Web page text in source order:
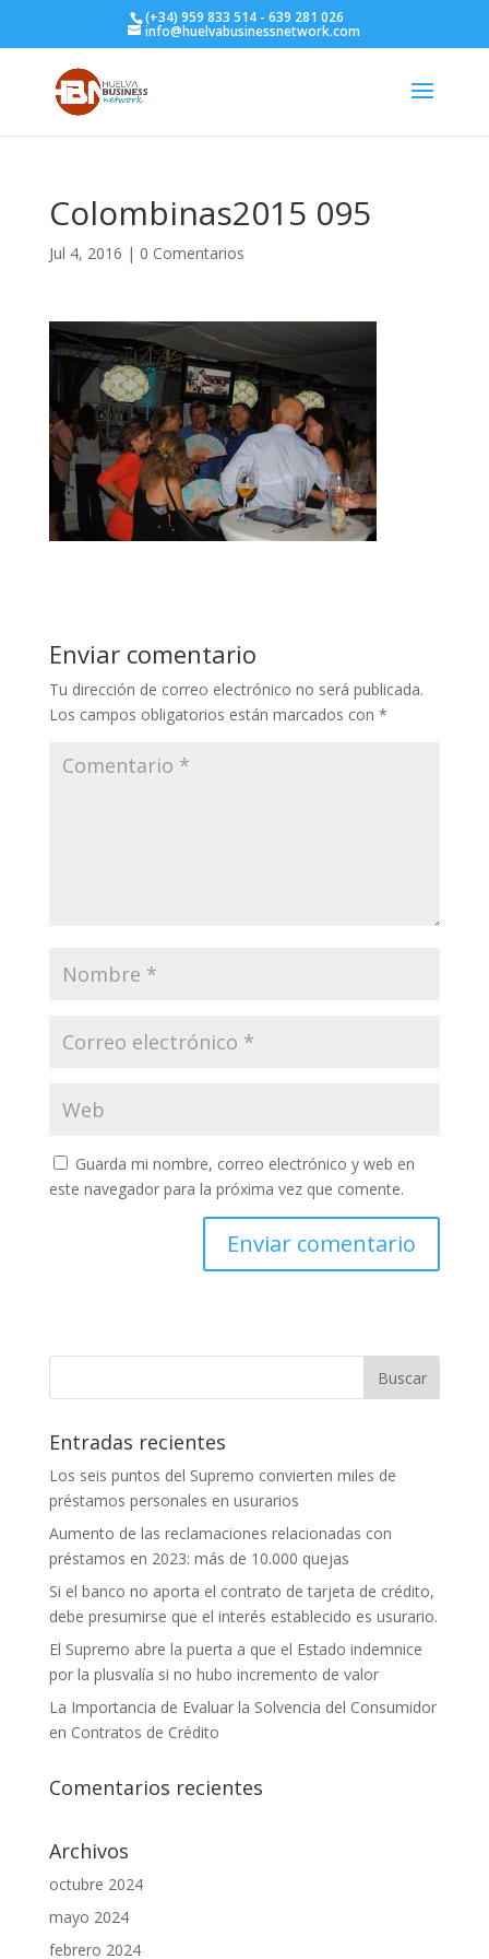
(+34) 959 833 514 - 639 281 026
info@huelvabusinessnetwork.com
Colombinas2015 095
Jul 4, 2016 | 0 Comentarios
Enviar comentario
Tu dirección de correo electrónico no será publicada.
Los campos obligatorios están marcados con *
Guarda mi nombre, correo electrónico y web en
este navegador para la próxima vez que comente.
Entradas recientes
Los seis puntos del Supremo convierten miles de
préstamos personales en usurarios
Aumento de las reclamaciones relacionadas con
préstamos en 2023: más de 10.000 quejas
Si el banco no aporta el contrato de tarjeta de crédito,
debe presumirse que el interés establecido es usurario.
El Supremo abre la puerta a que el Estado indemnice
por la plusvalía si no hubo incremento de valor
La Importancia de Evaluar la Solvencia del Consumidor
en Contratos de Crédito
Comentarios recientes
Archivos
octubre 2024
mayo 2024
febrero 2024